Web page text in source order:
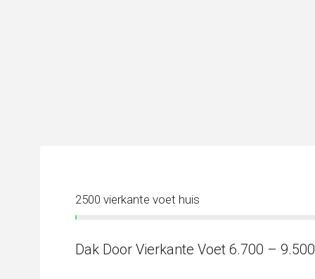
2500 vierkante voet huis
Dak Door Vierkante Voet 6.700 – 9.500